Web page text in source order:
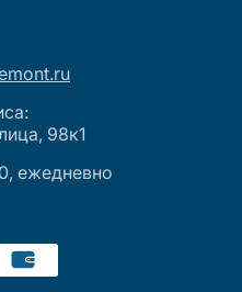
98к1
ежедневно